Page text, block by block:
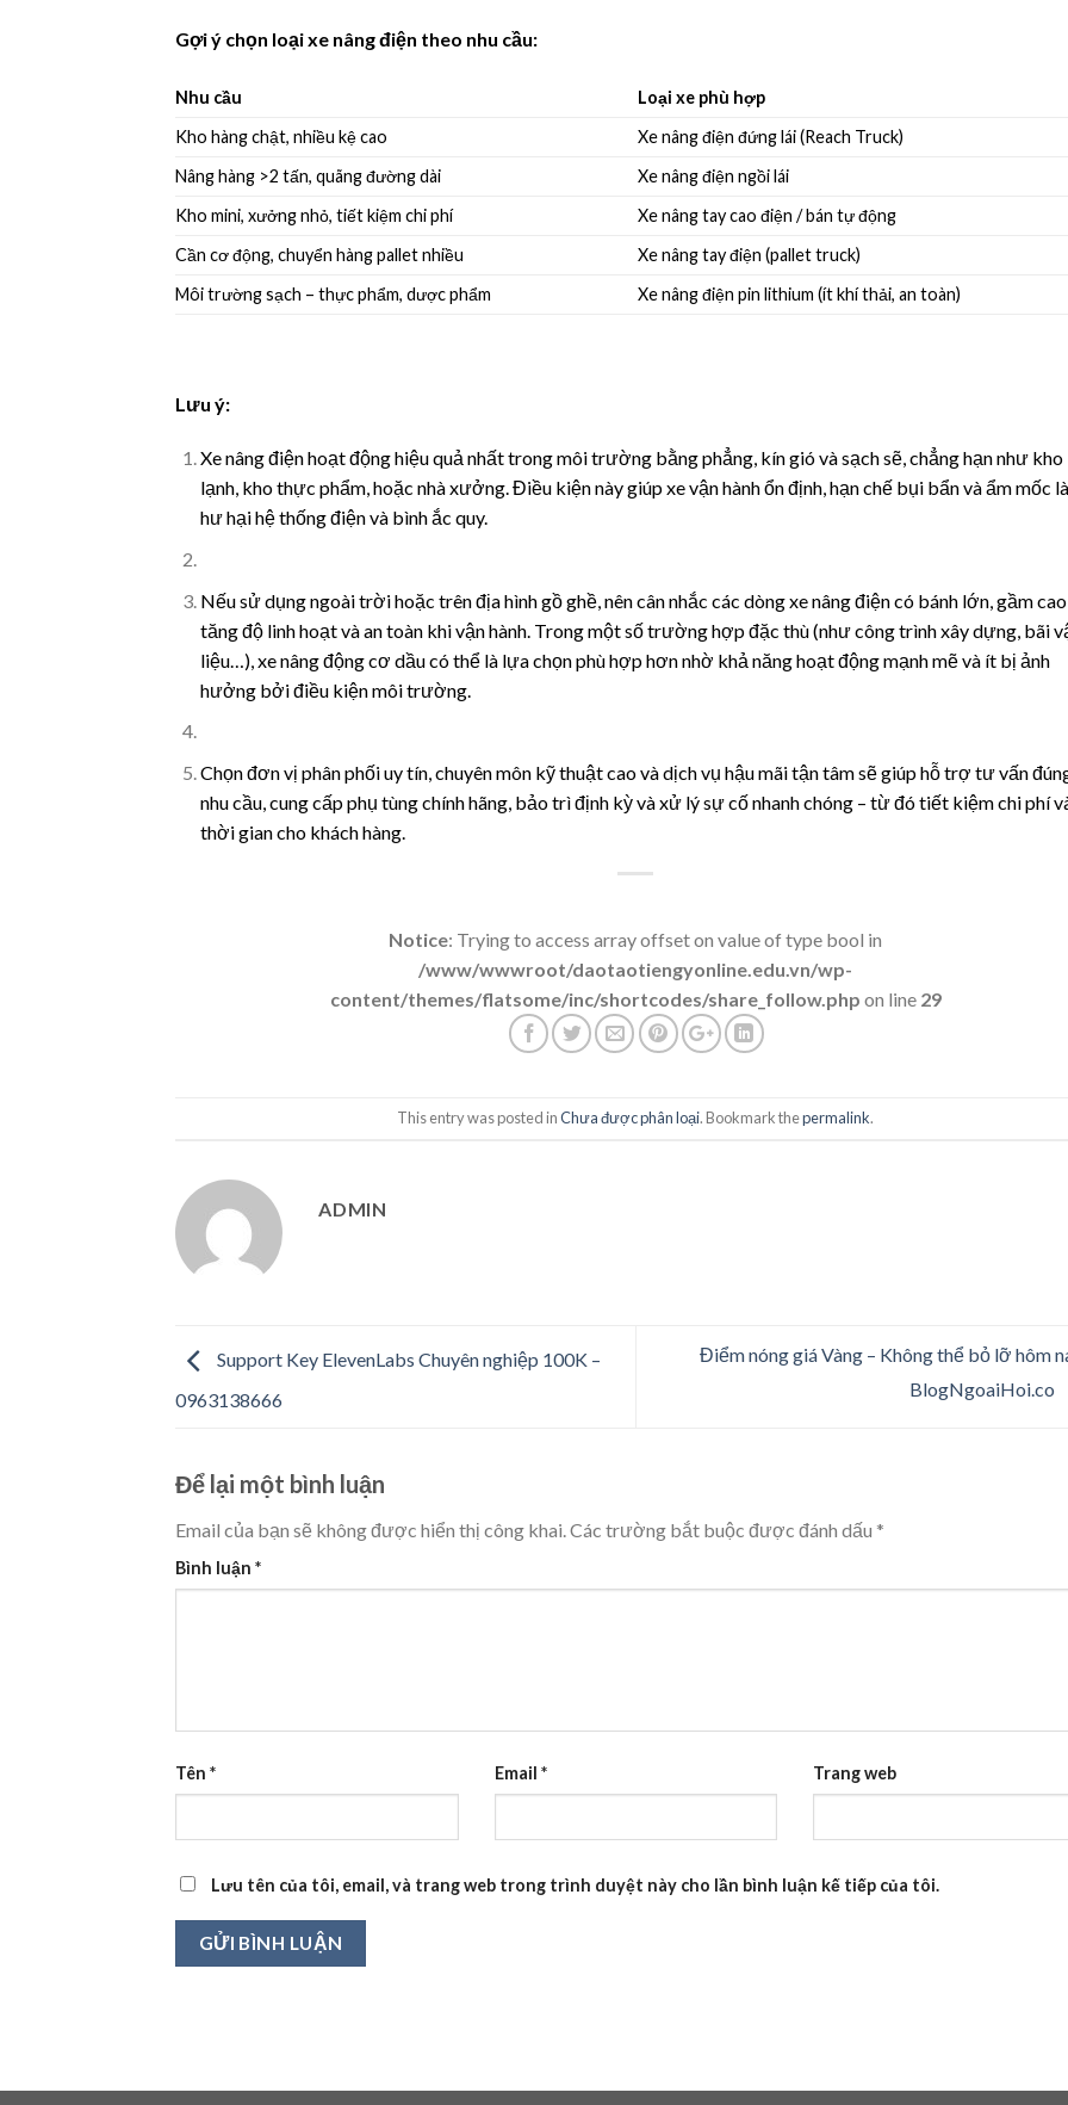
Gợi ý chọn loại xe nâng điện theo nhu cầu:
Nhu cầu
Loại xe phù hợp
Kho hàng chật, nhiều kệ cao
Xe nâng điện đứng lái (Reach Truck)
Nâng hàng >2 tấn, quãng đường dài
Xe nâng điện ngồi lái
Kho mini, xưởng nhỏ, tiết kiệm chi phí
Xe nâng tay cao điện / bán tự động
Cần cơ động, chuyển hàng pallet nhiều
Xe nâng tay điện (pallet truck)
Môi trường sạch – thực phẩm, dược phẩm
Xe nâng điện pin lithium (ít khí thải, an toàn)
Lưu ý:
Xe nâng điện hoạt động hiệu quả nhất trong môi trường bằng phẳng, kín gió và sạch sẽ, chẳng hạn như kho
lạnh, kho thực phẩm, hoặc nhà xưởng. Điều kiện này giúp xe vận hành ổn định, hạn chế bụi bẩn và ẩm mốc
hư hại hệ thống điện và bình ắc quy.
Nếu sử dụng ngoài trời hoặc trên địa hình gồ ghề, nên cân nhắc các dòng xe nâng điện có bánh lớn, gầm
tăng độ linh hoạt và an toàn khi vận hành. Trong một số trường hợp đặc thù (như công trình xây dựng, bãi
liệu…), xe nâng động cơ dầu có thể là lựa chọn phù hợp hơn nhờ khả năng hoạt động mạnh mẽ và ít bị ảnh
hưởng bởi điều kiện môi trường.
Chọn đơn vị phân phối uy tín, chuyên môn kỹ thuật cao và dịch vụ hậu mãi tận tâm sẽ giúp hỗ trợ tư vấn
nhu cầu, cung cấp phụ tùng chính hãng, bảo trì định kỳ và xử lý sự cố nhanh chóng – từ đó tiết kiệm chi phí
thời gian cho khách hàng.
Notice: Trying to access array offset on value of type bool in
/www/wwwroot/daotaotiengyonline.edu.vn/wp-
content/themes/flatsome/inc/shortcodes/share_follow.php on line 29
This entry was posted inChưa được phân loại. Bookmark thepermalink.
ADMIN
Support Key ElevenLabs Chuyên nghiệp 100K –
0963138666
Điểm nóng giá Vàng – Không thể bỏ lỡ hôm
BlogNgoaiHoi.co
Để lại một bình luận
Email của bạn sẽ không được hiển thị công khai.Các trường bắt buộc được đánh dấu *
Bình luận *
Tên * Email * Trang web
Lưu tên của tôi, email, và trang web trong trình duyệt này cho lần bình luận kế tiếp của tôi.